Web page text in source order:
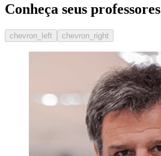
Conheça seus professores
chevron_left chevron_right